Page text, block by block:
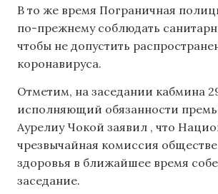
В то же время Пограничная
по-прежнему соблюдать
чтобы не допустить
коронавируса.
Отметим, на заседании кабмина
исполняющий обязанности
Аурелиу Чокой заявил , что
чрезвычайная комиссия
здоровья в ближайшее время
заседание.